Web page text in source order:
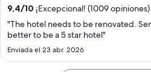
9,4/10 ¡Excepcional! (1009 opiniones)
"The hotel needs to be renovated.
better to be a 5 star hotel"
Enviada el 23 abr. 2026